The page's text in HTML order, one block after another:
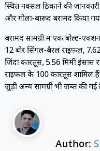
स्थित नक्सल ठिकाने की जानकारी
और गोला-बारूद बरामद किया
बरामद सामग्री में एक बोल्ट-
12 बोर सिंगल-बैरल राइफल,
जिंदा कारतूस, 5.56 मिमी
राइफल के 100 कारतूस शामिल
जुड़ी अन्य सामग्री भी जब्त की गई
Author: